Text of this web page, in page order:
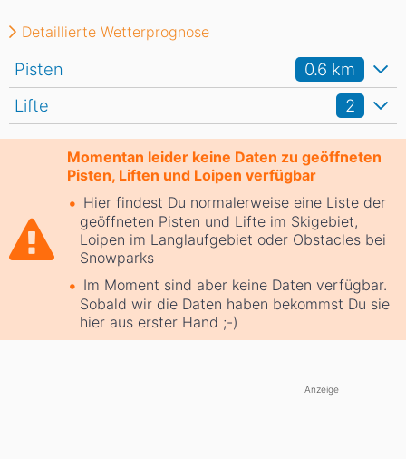
Momentan leider keine Daten zu geöffneten
Pisten, Liften und Loipen verfügbar
Hier findest Du normalerweise eine Liste der
geöffneten Pisten und Lifte im Skigebiet,
Loipen im Langlaufgebiet oder Obstacles bei
Snowparks
Im Moment sind aber keine Daten verfügbar.
Sobald wir die Daten haben bekommst Du sie
hier aus erster Hand ;-)
Lifte 2
Pisten 0.6 km
Detaillierte Wetterprognose
Anzeige